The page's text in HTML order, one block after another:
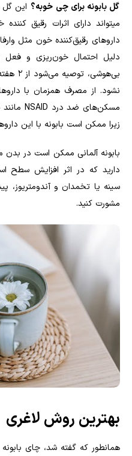
گل بابونه برای چی خوبه؟ این گل
میتواند دارای اثرات رقیق
داروهای رقیق‌کننده خون مثل
دلیل احتمال خون‌ریزی و فعل و
نشود. از مصرف همزمان با
مسکن‌های ضد درد NSAID
زیرا ممکن است بابونه با این
بابونه آلمانی ممکن است در بدن
دارید که در اثر افزایش سطح
سینه یا تخمدان و آندومتریوز،
مشورت کنید.
بهترین روش لاغری
همانطور که گفته شد، چای بابونه